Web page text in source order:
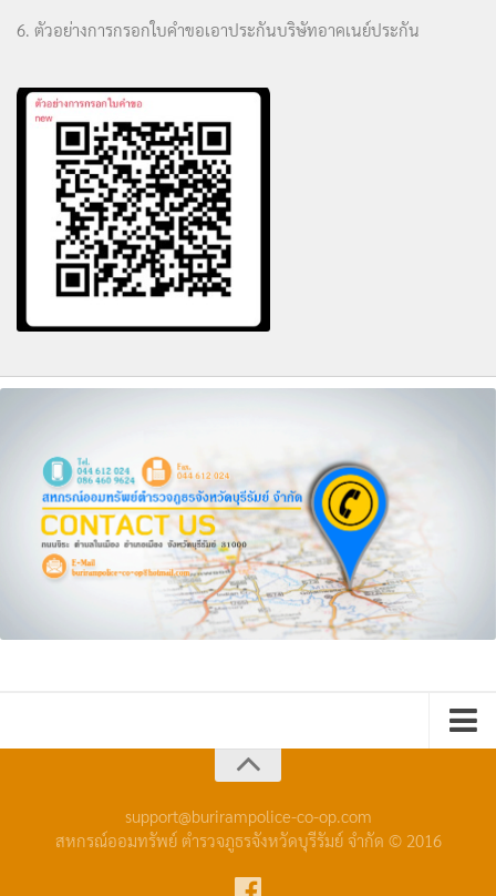
6. ตัวอย่างการกรอกใบคำขอเอาประกันบริษัทอาคเนย์ประกัน
การประชุมคณะกรรมการเงินกู้
support@burirampolice-co-op.com
สหกรณ์ออมทรัพย์ ตำรวจภูธรจังหวัดบุรีรัมย์ จำกัด © 2016